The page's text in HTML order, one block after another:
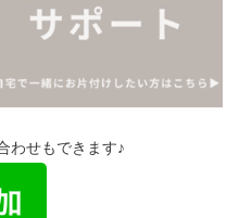
わせもできます♪